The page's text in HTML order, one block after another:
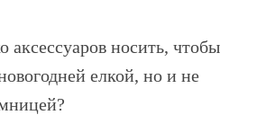
аксессуаров носить, чтобы
елкой, но и не